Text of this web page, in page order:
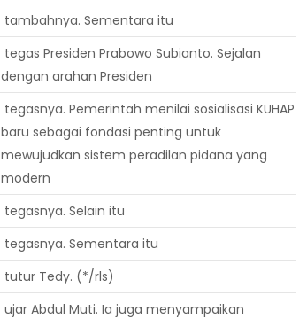
 tambahnya. Sementara itu
 tegas Presiden Prabowo Subianto. Sejalan
dengan arahan Presiden
 tegasnya. Pemerintah menilai sosialisasi KUHAP
baru sebagai fondasi penting untuk
mewujudkan sistem peradilan pidana yang
modern
 tegasnya. Selain itu
 tegasnya. Sementara itu
 tutur Tedy. (*/rls)
 ujar Abdul Muti. Ia juga menyampaikan